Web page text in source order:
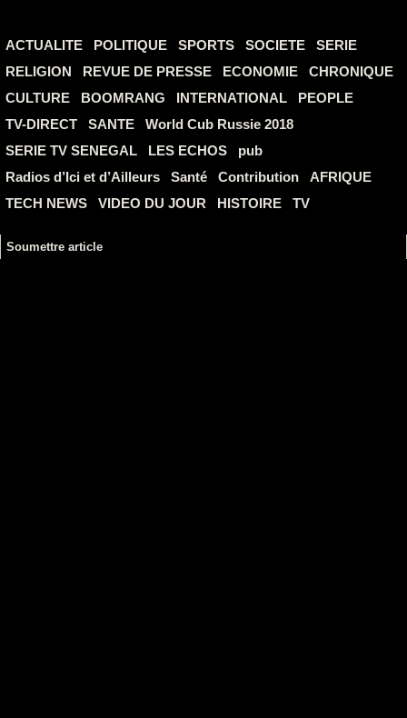
ACTUALITE POLITIQUE SPORTS SOCIETE
SERIE
RELIGION
REVUE DE PRESSE ECONOMIE
CHRONIQUE
CULTURE
BOOMRANG INTERNATIONAL
PEOPLE
TV-DIRECT
SANTE
World Cub Russie 2018
SERIE TV SENEGAL
LES ECHOS
pub
Radios d’Ici et d’Ailleurs
Santé Contribution
AFRIQUE
TECH NEWS
VIDEO DU JOUR HISTOIRE TV
Soumettre article